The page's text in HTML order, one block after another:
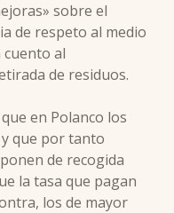
sobre el
de respeto al medio
cuento al
de residuos.
en Polanco los
que por tanto
de recogida
la tasa que pagan
los de mayor